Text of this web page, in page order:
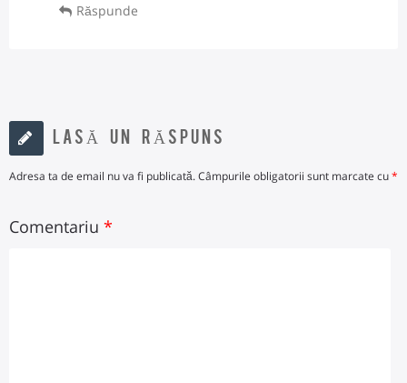
Răspunde
LASĂ UN RĂSPUNS
Adresa ta de email nu va fi publicată.Câmpurile obligatorii sunt marcate cu*
Comentariu *